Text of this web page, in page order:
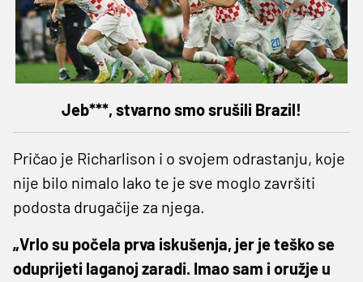
Jeb***, stvarno smo srušili Brazil!
Pričao je Richarlison i o svojem odrastanju, koje
nije bilo nimalo lako te je sve moglo završiti
podosta drugačije za njega.
„Vrlo su počela prva iskušenja, jer je teško se
oduprijeti laganoj zaradi. Imao sam i oružje u